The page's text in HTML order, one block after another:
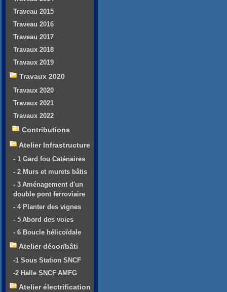
Traveau 2015
Traveau 2016
Traveau 2017
Travaux 2018
Travaux 2019
Travaux 2020
Travaux 2020
Travaux 2021
Travaux 2022
Contributions
Atelier Infrastructure
- 1 Gard fou Caténaires
- 2 Murs et murets bâtis
- 3 Aménagement d'un
double pont ferroviaire
- 4 Planter des vignes
- 5 Abord des voies
- 6 Boucle hélicoïdale
Atelier décor/bâti
-1 Sous Station SNCF
-2 Halle SNCF AMFG
Atelier électrification